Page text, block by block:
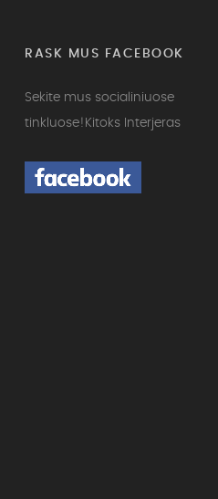
RASK MUS FACEBOOK
Sekite mus socialiniuose
tinkluose! Kitoks Interjeras